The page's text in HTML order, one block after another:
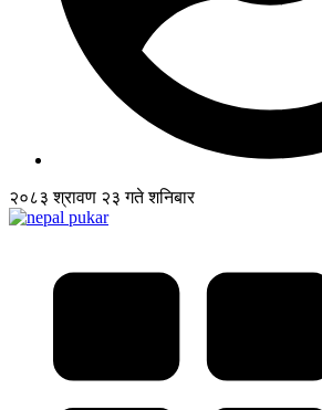
२०८३ श्रावण २३ गते शनिबार